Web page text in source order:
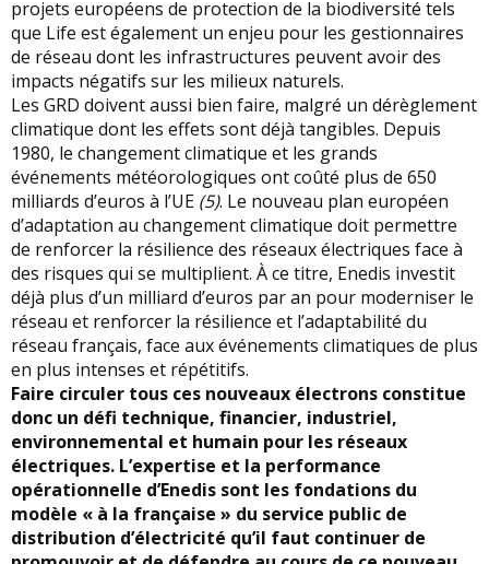
projets européens de protection de la biodiversité tels
que Life est également un enjeu pour les gestionnaires
de réseau dont les infrastructures peuvent avoir des
impacts négatifs sur les milieux naturels.
Les GRD doivent aussi bien faire, malgré un dérèglement
climatique dont les effets sont déjà tangibles. Depuis
1980, le changement climatique et les grands
événements météorologiques ont coûté plus de 650
milliards d’euros à l’UE (5). Le nouveau plan européen
d’adaptation au changement climatique doit permettre
de renforcer la résilience des réseaux électriques face à
des risques qui se multiplient. À ce titre, Enedis investit
déjà plus d’un milliard d’euros par an pour moderniser le
réseau et renforcer la résilience et l’adaptabilité du
réseau français, face aux événements climatiques de plus
en plus intenses et répétitifs.
Faire circuler tous ces nouveaux électrons constitue
donc un défi technique, financier, industriel,
environnemental et humain pour les réseaux
électriques. L’expertise et la performance
opérationnelle d’Enedis sont les fondations du
modèle « à la française » du service public de
distribution d’électricité qu’il faut continuer de